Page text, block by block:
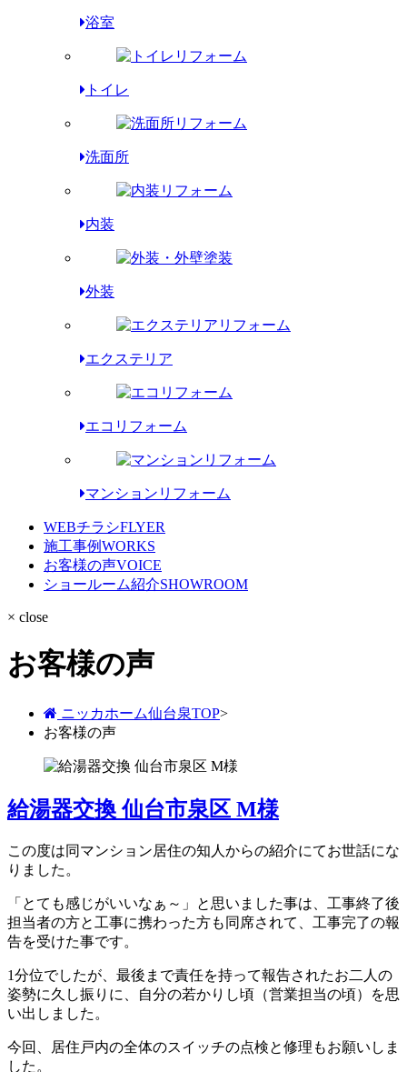
浴室
トイレ
洗面所
内装
外装
エクステリア
エコリフォーム
マンションリフォーム
WEBチラシFLYER
施工事例WORKS
お客様の声VOICE
ショールーム紹介SHOWROOM
× close
お客様の声
ニッカホーム仙台泉TOP>
お客様の声
給湯器交換 仙台市泉区 M様
この度は同マンション居住の知人からの紹介にてお世話にな
りました。
「とても感じがいいなぁ～」と思いました事は、工事終了後
担当者の方と工事に携わった方も同席されて、工事完了の報
告を受けた事です。
1分位でしたが、最後まで責任を持って報告されたお二人の
姿勢に久し振りに、自分の若かりし頃（営業担当の頃）を思
い出しました。
今回、居住戸内の全体のスイッチの点検と修理もお願いしま
した。